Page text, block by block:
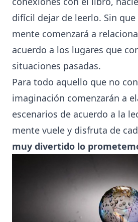
difícil dejar de leerlo. Sin
mente comenzará a
acuerdo a los lugares que
situaciones pasadas.
Para todo aquello que no
imaginación comenzarán a
escenarios de acuerdo a la
mente vuele y disfruta de
muy divertido lo